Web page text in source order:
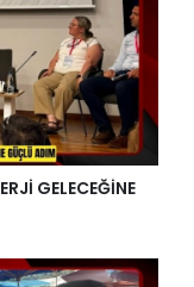
GELECEĞİNE